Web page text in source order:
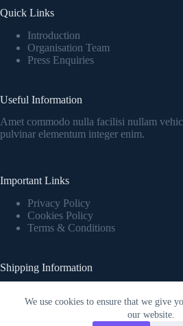
We use cookies to ensure that we give
our website.
Quick Links
Introduction
Organisation Team
Press Enquiries
Useful Information
Amet commodo nulla facilisi nullam
pulvinar elementum integer enim.
Important Links
Privacy Policy
Cookies Policy
Terms & Conditions
Shipping Information
pellentesque elit eget.
Copyright © 2026 - WordPress Theme